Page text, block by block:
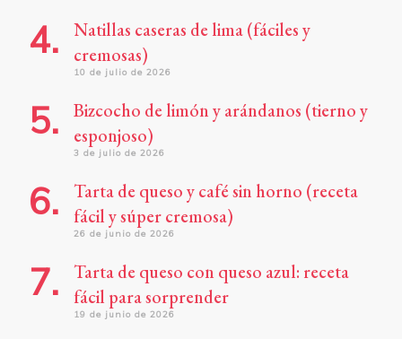
Natillas caseras de lima (fáciles y
cremosas)
10 de julio de 2026
Bizcocho de limón y arándanos (tierno y
esponjoso)
3 de julio de 2026
Tarta de queso y café sin horno (receta
fácil y súper cremosa)
26 de junio de 2026
Tarta de queso con queso azul: receta
fácil para sorprender
19 de junio de 2026